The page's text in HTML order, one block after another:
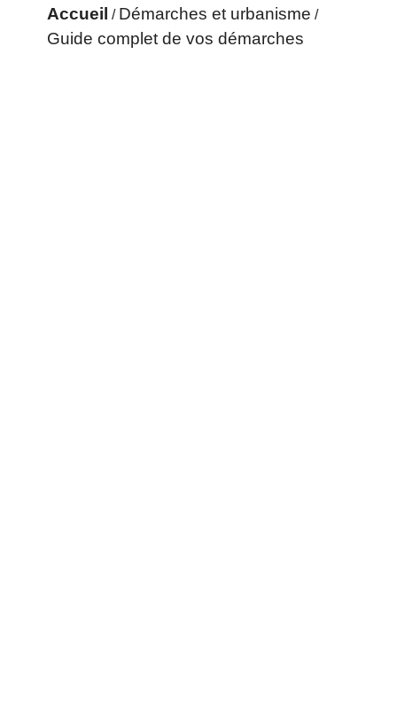
Accueil / Démarches et urbanisme /
Guide complet de vos démarches